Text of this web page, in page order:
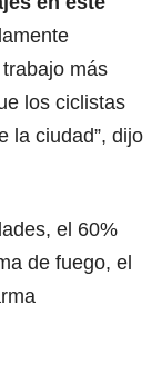
más
los ciclistas
la ciudad”, dijo
el 60%
de fuego, el